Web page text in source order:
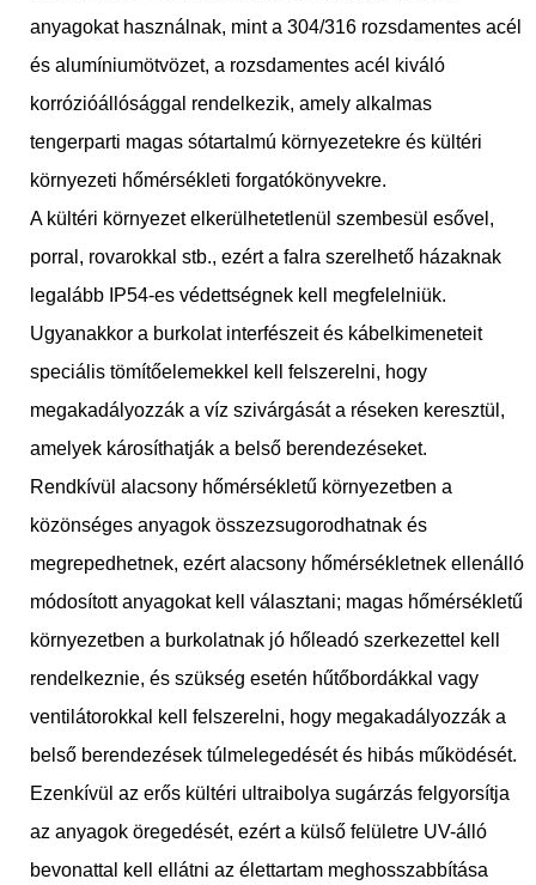
anyagokat használnak, mint a 304/316 rozsdamentes acél
és alumíniumötvözet, a rozsdamentes acél kiváló
korrózióállósággal rendelkezik, amely alkalmas
tengerparti magas sótartalmú környezetekre és kültéri
környezeti hőmérsékleti forgatókönyvekre.
A kültéri környezet elkerülhetetlenül szembesül esővel,
porral, rovarokkal stb., ezért a falra szerelhető házaknak
legalább IP54-es védettségnek kell megfelelniük.
Ugyanakkor a burkolat interfészeit és kábelkimeneteit
speciális tömítőelemekkel kell felszerelni, hogy
megakadályozzák a víz szivárgását a réseken keresztül,
amelyek károsíthatják a belső berendezéseket.
Rendkívül alacsony hőmérsékletű környezetben a
közönséges anyagok összezsugorodhatnak és
megrepedhetnek, ezért alacsony hőmérsékletnek ellenálló
módosított anyagokat kell választani; magas hőmérsékletű
környezetben a burkolatnak jó hőleadó szerkezettel kell
rendelkeznie, és szükség esetén hűtőbordákkal vagy
ventilátorokkal kell felszerelni, hogy megakadályozzák a
belső berendezések túlmelegedését és hibás működését.
Ezenkívül az erős kültéri ultraibolya sugárzás felgyorsítja
az anyagok öregedését, ezért a külső felületre UV-álló
bevonattal kell ellátni az élettartam meghosszabbítása